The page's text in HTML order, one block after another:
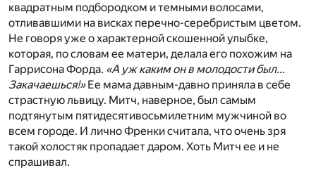
квадратным подбородком и темными волосами,
отливавшими на висках перечно-серебристым цветом.
Не говоря уже о характерной скошенной улыбке,
которая, по словам ее матери, делала его похожим на
Гаррисона Форда. «А уж каким он в молодости был...
Закачаешься!»Ее мама давным-давно приняла в себе
страстную львицу. Митч, наверное, был самым
подтянутым пятидесятивосьмилетним мужчиной во
всем городе. И лично Френки считала, что очень зря
такой холостяк пропадает даром. Хоть Митч ее и не
спрашивал.